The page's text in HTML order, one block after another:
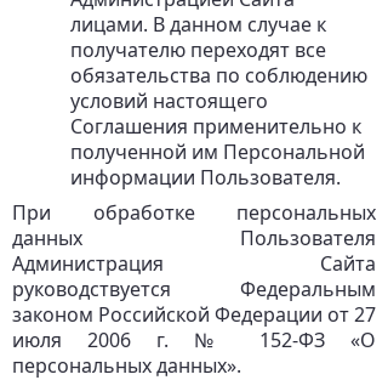
лицами. В данном случае к
получателю переходят все
обязательства по соблюдению
условий настоящего
Соглашения применительно к
полученной им Персональной
информации Пользователя.
При обработке персональных
данных Пользователя
Администрация Сайта
руководствуется Федеральным
законом Российской Федерации от 27
июля 2006 г. № 152-ФЗ «О
персональных данных».